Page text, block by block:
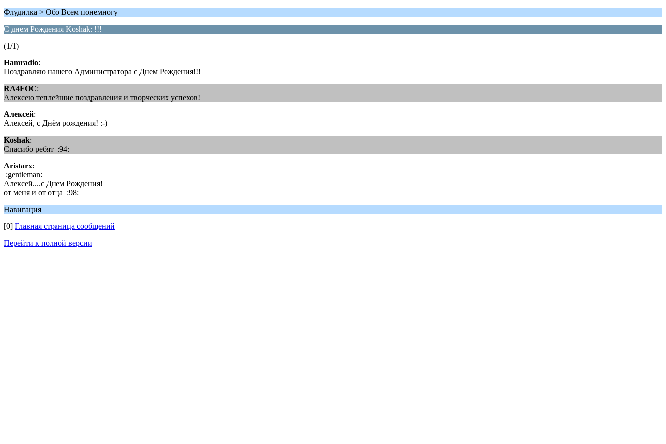
Флудилка > Обо Всем понемногу
С днем Рождения Koshak: !!!
(1/1)
Hamradio:
Поздравляю нашего Администратора с Днем Рождения!!!
RA4FOC:
Алексею теплейшие поздравления и творческих успехов!
Алексей:
Алексей, с Днём рождения! :-)
Koshak:
Спасибо ребят :94:
Aristarx:
:gentleman:
Алексей....с Днем Рождения!
от меня и от отца :98:
Навигация
[0] Главная страница сообщений
Перейти к полной версии